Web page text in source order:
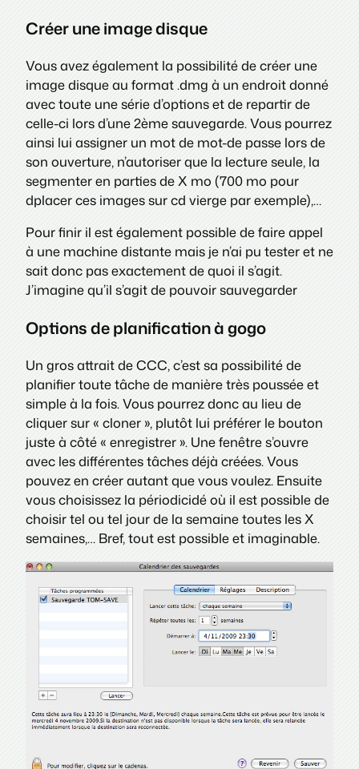
Créer une image disque
Vous avez également la possibilité de créer une
image disque au format .dmg à un endroit donné
avec toute une série d’options et de repartir de
celle-ci lors d’une 2ème sauvegarde. Vous pourrez
ainsi lui assigner un mot de mot-de passe lors de
son ouverture, n’autoriser que la lecture seule, la
segmenter en parties de X mo (700 mo pour
dplacer ces images sur cd vierge par exemple),…
Pour finir il est également possible de faire appel
à une machine distante mais je n’ai pu tester et ne
sait donc pas exactement de quoi il s’agit.
J’imagine qu’il s’agit de pouvoir sauvegarder
Options de planification à gogo
Un gros attrait de CCC, c’est sa possibilité de
planifier toute tâche de manière très poussée et
simple à la fois. Vous pourrez donc au lieu de
cliquer sur « cloner », plutôt lui préférer le bouton
juste à côté « enregistrer ». Une fenêtre s’ouvre
avec les différentes tâches déjà créées. Vous
pouvez en créer autant que vous voulez. Ensuite
vous choisissez la périodicidé où il est possible de
choisir tel ou tel jour de la semaine toutes les X
semaines,… Bref, tout est possible et imaginable.